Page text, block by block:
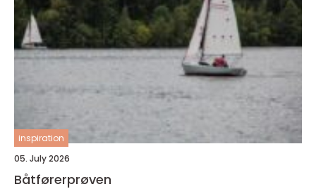
inspiration
05. July 2026
Båtførerprøven